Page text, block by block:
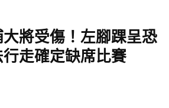
將受傷！左腳踝呈恐
走確定缺席比賽